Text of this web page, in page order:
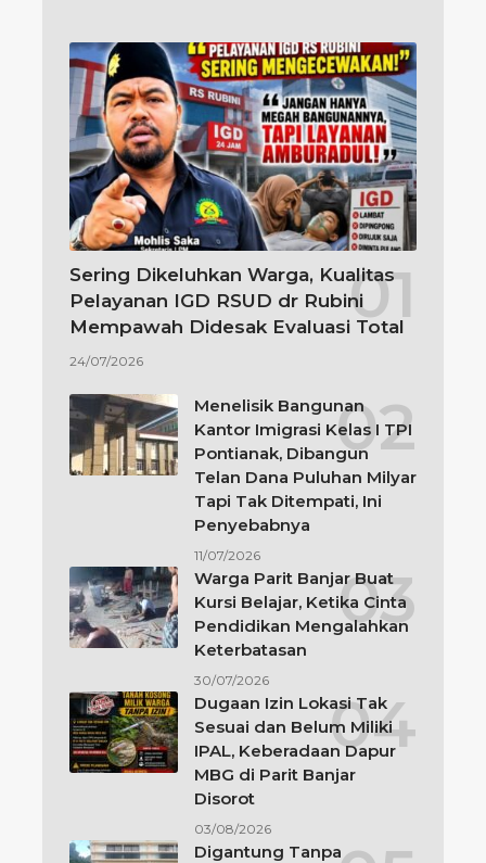
Sering Dikeluhkan Warga, Kualitas
Pelayanan IGD RSUD dr Rubini
Mempawah Didesak Evaluasi Total
24/07/2026
Menelisik Bangunan
Kantor Imigrasi Kelas I TPI
Pontianak, Dibangun
Telan Dana Puluhan Milyar
Tapi Tak Ditempati, Ini
Penyebabnya
11/07/2026
Warga Parit Banjar Buat
Kursi Belajar, Ketika Cinta
Pendidikan Mengalahkan
Keterbatasan
30/07/2026
Dugaan Izin Lokasi Tak
Sesuai dan Belum Miliki
IPAL, Keberadaan Dapur
MBG di Parit Banjar
Disorot
03/08/2026
Digantung Tanpa